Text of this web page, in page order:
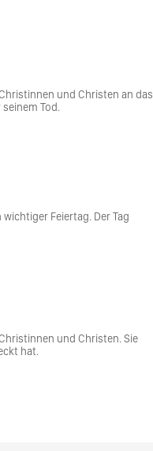
und Christen an das
Tod.
Feiertag. Der Tag
und Christen. Sie
hat.